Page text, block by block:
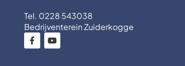
Tel. 0228 543038
Bedrijventerein Zuiderkogge